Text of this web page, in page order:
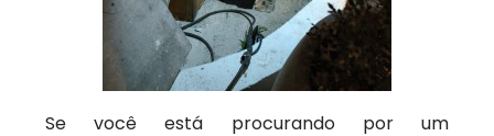
Se você está procurando por um